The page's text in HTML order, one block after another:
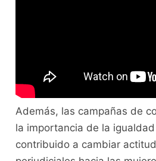
Además, las campañas de
la importancia de la
contribuido a cambiar